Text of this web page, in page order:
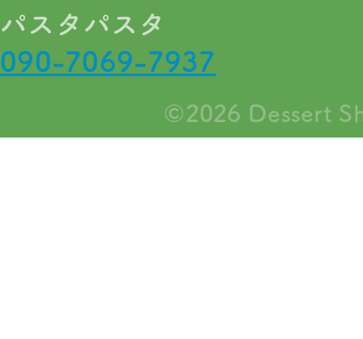
パスタパスタ
090-7069-7937
©2026 Dessert